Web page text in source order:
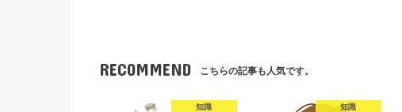
RECOMMEND こちらの記事も人気です。
知識 知識